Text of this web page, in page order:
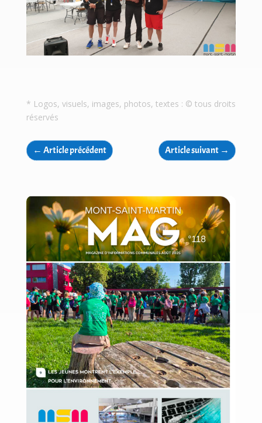
* Logos, visuels, images, photos, textes : © tous droits
réservés
← Article précédent Article suivant →